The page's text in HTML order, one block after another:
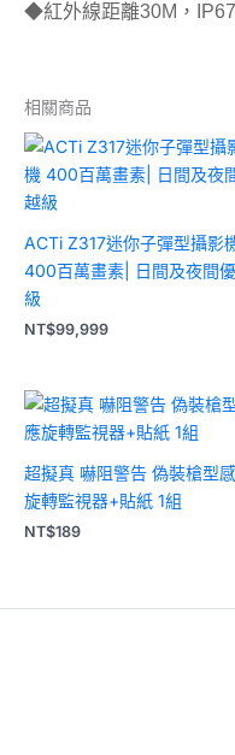
◆紅外線距離30M，
相關商品
ACTi Z317迷你子彈型攝影
400百萬畫素| 日間及夜間
級
NT$99,999
超擬真 嚇阻警告 偽裝槍型
旋轉監視器+貼紙 1組
NT$189